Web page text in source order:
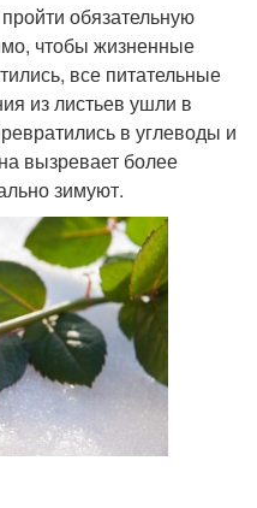
обязательную
чтобы жизненные
все питательные
из листьев ушли в
в углеводы и
вызревает более
зимуют.